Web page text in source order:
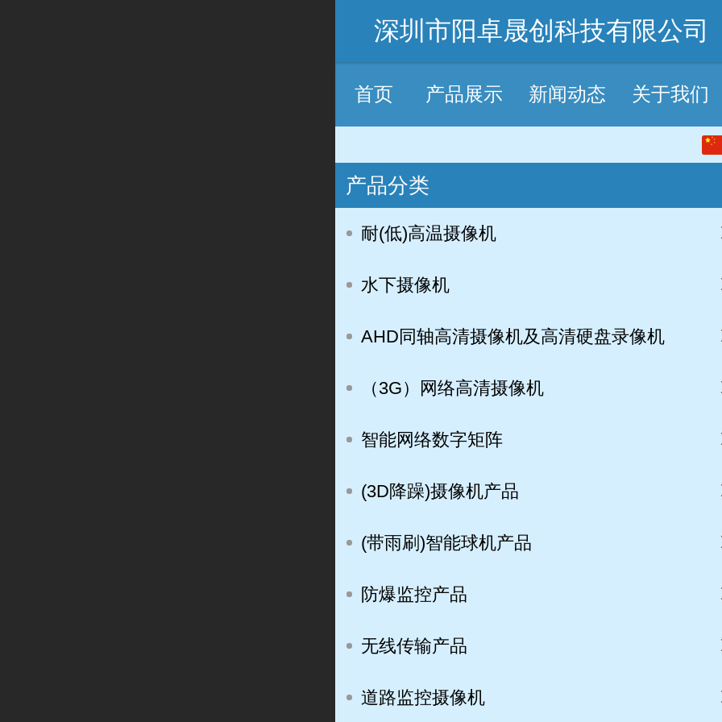
深圳市阳卓晟创科技有限公司
首页 产品展示 新闻动态 关于我们
产品分类
耐(低)高温摄像机
水下摄像机
AHD同轴高清摄像机及高清硬盘录像机
（3G）网络高清摄像机
智能网络数字矩阵
(3D降躁)摄像机产品
(带雨刷)智能球机产品
防爆监控产品
无线传输产品
道路监控摄像机